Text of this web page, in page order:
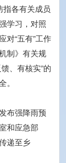
指各有关成员
学习，对照
对“五有”工作
制》有关规
、有核实”的
布强降雨预
和应急部
递至乡